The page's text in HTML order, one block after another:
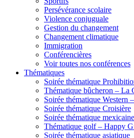
Persévérance scolaire
Violence conjuguale
Gestion du changement
Changement climatique
Immigration
Conférencières
Voir toutes nos conférences
Thématiques
Soirée thématique
Thématique bûcheron – La
Soirée thématique Western
Soirée thématique Croisière
Soirée thématique mexicaine
Thématique golf – Happy
Soirée thématique asiatique